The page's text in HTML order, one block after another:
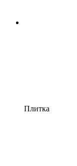
Плитка